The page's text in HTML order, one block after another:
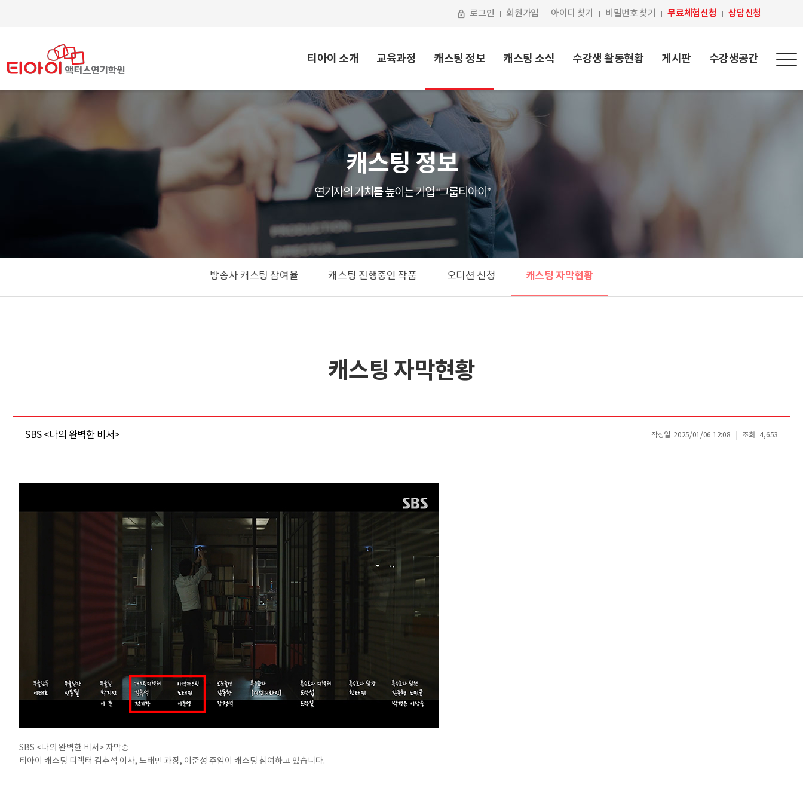
로그인 회원가입 아이디 찾기 비밀번호 찾기 무료체험신청 상담신청
티아이 소개 교육과정 캐스팅 정보 캐스팅 소식 수강생 활동현황 게시판 수강생공간
캐스팅 정보
연기자의 가치를 높이는 기업 “그룹티아이”
방송사 캐스팅 참여율 캐스팅 진행중인 작품 오디션 신청 캐스팅 자막현황
캐스팅 자막현황
SBS <나의 완벽한 비서> 작성일 2025/01/06 12:08 조회 4,653
SBS <나의 완벽한 비서> 자막중
티아이 캐스팅 디렉터 김추석 이사, 노태민 과장, 이준성 주임이 캐스팅 참여하고 있습니다.